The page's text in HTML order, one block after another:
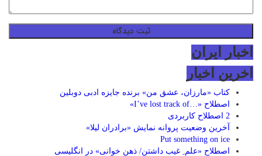
اخبار ایران
اخرین اخبار
کتاب «مارزان، عشق من» برنده جایزه ادبی دوبلین
اصطلاح «…I’ve lost track of»
2 اصطلاح کاربردی
آخرین وضعیت پروانه نمایش «برادران لیلا»
Put something on ice
اصطلاح «علم ِ غیب داشتن/ ذهن خوانی» در انگلیسی